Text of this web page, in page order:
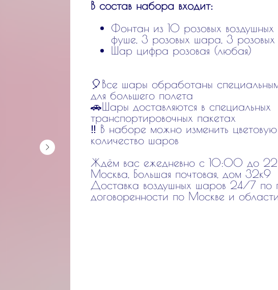
В состав набора входит:
Фонтан из 10 розовых
фуше, 3 розовых шара, 3
Шар цифра розовая (любая)
🎈Все шары обработаны
для большего полета
🚗Шары доставляются в специальных
транспортировочных пакетах
‼️ В наборе можно изменить
количество шаров
Ждём вас ежедневно с 10:00 до
Москва, Большая почтовая, дом 32к9
Доставка воздушных шаров 24/7 по
договоренности по Москве и области